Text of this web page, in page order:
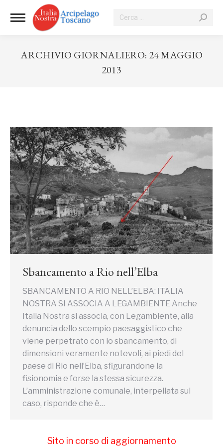
Cerca:
ARCHIVIO GIORNALIERO: 24 MAGGIO
2013
Sbancamento a Rio nell’Elba
SBANCAMENTO A RIO NELL’ELBA: ITALIA
NOSTRA SI ASSOCIA A LEGAMBIENTE Anche
Italia Nostra si associa, con Legambiente, alla
denuncia dello scempio paesaggistico che
viene perpetrato con lo sbancamento, di
dimensioni veramente notevoli, ai piedi del
paese di Rio nell’Elba, sfigurandone la
fisionomia e forse la stessa sicurezza.
L’amministrazione comunale, interpellata sul
caso, risponde che è…
Sito in corso di aggiornamento